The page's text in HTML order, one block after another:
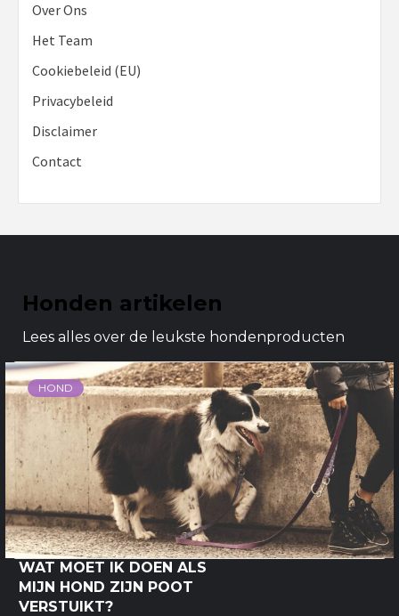
Over Ons
Het Team
Cookiebeleid (EU)
Privacybeleid
Disclaimer
Contact
Honden artikelen
Lees alles over de leukste hondenproducten
HOND
WAT MOET IK DOEN ALS
MIJN HOND ZIJN POOT
VERSTUIKT?